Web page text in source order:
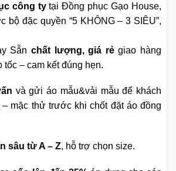
công tytại Đồng phục Gạo House,
bộ đặc quyền “5 KHÔNG – 3 SIÊU”,
Sẵn chất lượng, giá rẻgiao hàng
tốc – cam kết đúng hẹn.
và gửi áo mẫu&vải mẫu để khách
– mặc thử trước khi chốt đặt áo đồng
sâu từ A – Z, hỗ trợ chọn size.